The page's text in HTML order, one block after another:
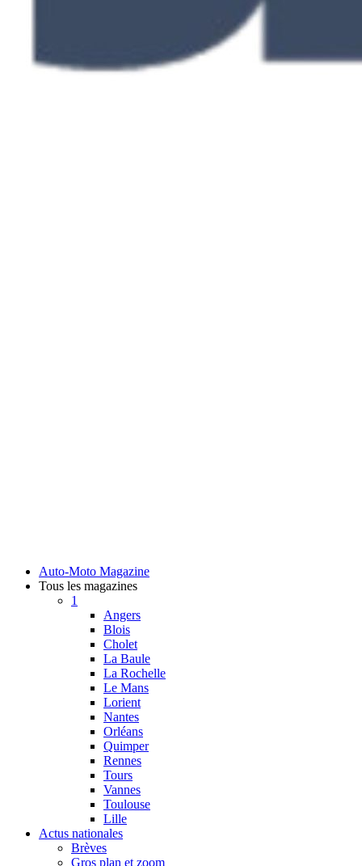
Auto-Moto Magazine
Tous les magazines
1
Angers
Blois
Cholet
La Baule
La Rochelle
Le Mans
Lorient
Nantes
Orléans
Quimper
Rennes
Tours
Vannes
Toulouse
Lille
Actus nationales
Brèves
Gros plan et zoom